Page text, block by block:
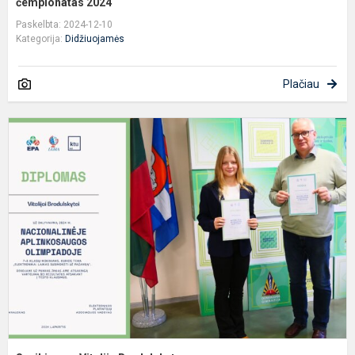
Paskelbta: 2024-12-10
Kategorija: Didžiuojamės
Plačiau